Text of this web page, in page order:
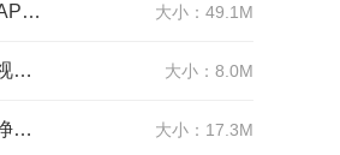
jm天堂漫画APP安装包v2.0.29安卓最新版 大小：49.1M
美家市场电视版安装包v3.3.1安卓TV版 大小：8.0M
小薇直播纯净版tv版安装包v2.7.0.6足道纯净版 大小：17.3M